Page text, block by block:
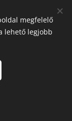
:)
az
megfelelő
lehető legjobb